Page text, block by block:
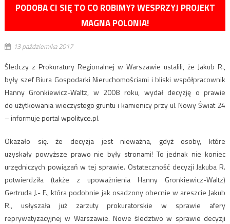
PODOBA CI SIĘ TO CO ROBIMY? WESPRZYJ PROJEKT
MAGNA POLONIA!
13 października 2017
Śledczy z Prokuratury Regionalnej w Warszawie ustalili, że Jakub R.,
były szef Biura Gospodarki Nieruchomościami i bliski współpracownik
Hanny Gronkiewicz-Waltz, w 2008 roku, wydał decyzję o prawie
do użytkowania wieczystego gruntu i kamienicy przy ul. Nowy Świat 24
– informuje portal wpolityce.pl.
Okazało się. że decyzja jest nieważna, gdyż osoby, które
uzyskały powyższe prawo nie były stronami! To jednak nie koniec
urzędniczych powiązań w tej sprawie. Ostateczność decyzji Jakuba R.
potwierdziła (także z upoważnienia Hanny Gronkiewicz-Waltz)
Gertruda J.- F., która podobnie jak osadzony obecnie w areszcie Jakub
R., usłyszała już zarzuty prokuratorskie w sprawie afery
reprywatyzacyjnej w Warszawie. Nowe śledztwo w sprawie decyzji